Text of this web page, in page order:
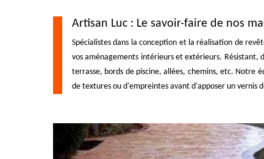
Artisan Luc : Le savoir-faire de nos
Spécialistes dans la conception et la réalisation de
vos aménagements intérieurs et extérieurs.
terrasse, bords de piscine, allées, chemins, etc. Notre
de textures ou d'empreintes avant d'apposer un vernis